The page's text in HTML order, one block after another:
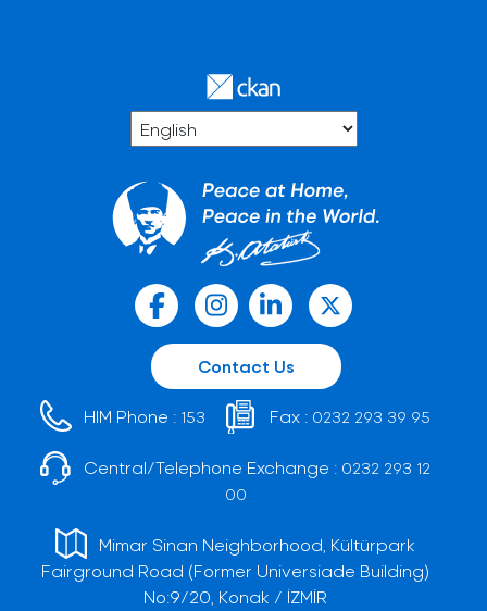
Contact Us
HIM Phone : 153 Fax : 0232 293 39 95
Central/Telephone Exchange : 0232 293 12
00
Mimar Sinan Neighborhood, Kültürpark
Fairground Road (Former Universiade Building)
No:9/20, Konak / İZMİR